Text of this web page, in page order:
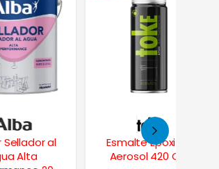
Esmalte Epoxi en
Aerosol 420 Cc.